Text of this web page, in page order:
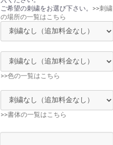
ご希望の刺繍をお選び下さい。 >>刺繍
の場所の一覧はこちら
>>色の一覧はこちら
>>書体の一覧はこちら